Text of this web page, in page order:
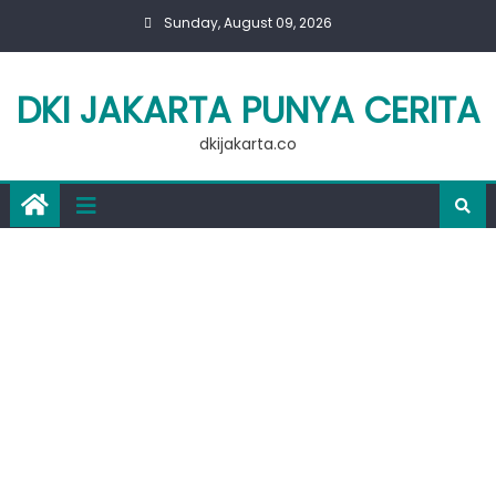
Sunday, August 09, 2026
DKI JAKARTA PUNYA CERITA
dkijakarta.co